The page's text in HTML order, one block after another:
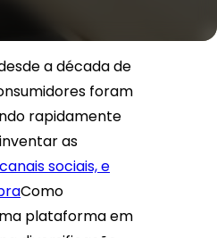
a década de
foram
rapidamente
as
sociais, e
Como
plataforma em